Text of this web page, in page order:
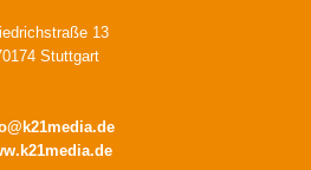
13
Stuttgart